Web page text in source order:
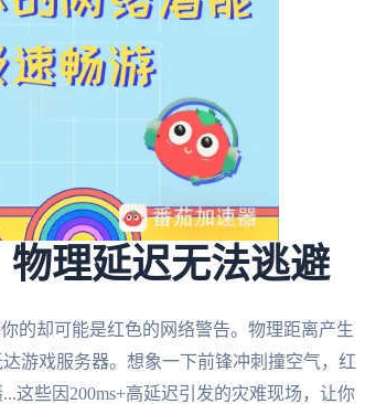
物理延迟无法逃避
的却可能是红色的网络警告。物理距离产生
游戏服务器。想象一下前锋冲刺撞空气，红
这些因200ms+高延迟引发的灾难现场，让你